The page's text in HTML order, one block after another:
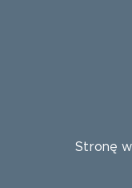
Stronę